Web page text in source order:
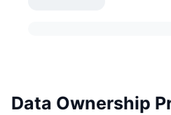
Data Ownership